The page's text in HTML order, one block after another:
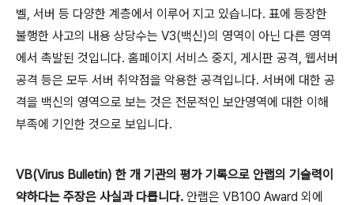
벨, 서버 등 다양한 계층에서 이루어 지고 있습니다. 표에 등장한
불행한 사고의 내용 상당수는 V3(백신)의 영역이 아닌 다른 영역
에서 촉발된 것입니다. 홈페이지 서비스 중지 , 게시판 공격, 웹서버
공격 등은 모두 서버 취약점을 악용한 공격입니다. 서버에 대한 공
격을 백신의 영역으로 보는 것은 전문적인 보안영역에 대한 이해
부족에 기인한 것으로 보입니다.
VB(Virus Bulletin) 한 개 기관의 평가 기록으로 안랩의 기술력이
약하다는 주장은 사실과 다릅니다. 안랩은 VB100 Award 외에